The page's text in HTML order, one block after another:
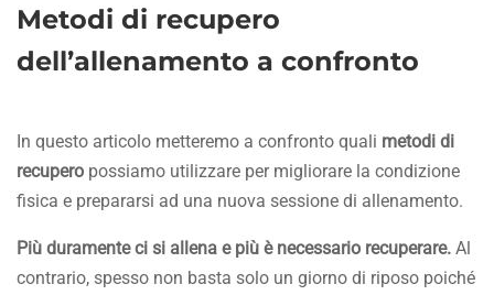
Metodi di recupero
dell’allenamento a confronto
In questo articolo metteremo a confronto quali metodi di
recupero possiamo utilizzare per migliorare la condizione
fisica e prepararsi ad una nuova sessione di allenamento.
Più duramente ci si allena e più è necessario recuperare. Al
contrario, spesso non basta solo un giorno di riposo poiché